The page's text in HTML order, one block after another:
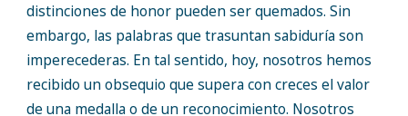
distinciones de honor pueden ser quemados. Sin
embargo, las palabras que trasuntan sabiduría son
imperecederas. En tal sentido, hoy, nosotros hemos
recibido un obsequio que supera con creces el valor
de una medalla o de un reconocimiento. Nosotros